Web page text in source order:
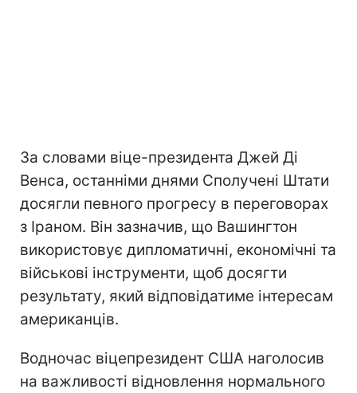
За словами віце-президента Джей Ді
Венса, останніми днями Сполучені Штати
досягли певного прогресу в переговорах
з Іраном. Він зазначив, що Вашингтон
використовує дипломатичні, економічні та
військові інструменти, щоб досягти
результату, який відповідатиме інтересам
американців.
Водночас віцепрезидент США наголосив
на важливості відновлення нормального